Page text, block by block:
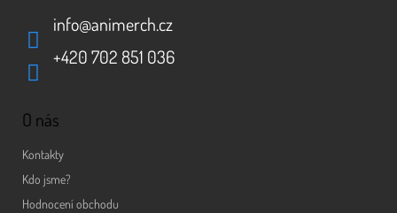
info@animerch.cz
+420 702 851 036
O nás
Kontakty
Kdo jsme?
Hodnocení obchodu